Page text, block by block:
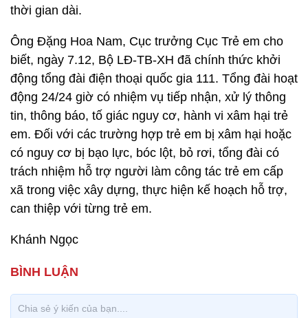
thời gian dài.
Ông Đặng Hoa Nam, Cục trưởng Cục Trẻ em cho
biết, ngày 7.12, Bộ LĐ-TB-XH đã chính thức khởi
động tổng đài điện thoại quốc gia 111. Tổng đài hoạt
động 24/24 giờ có nhiệm vụ tiếp nhận, xử lý thông
tin, thông báo, tố giác nguy cơ, hành vi xâm hại trẻ
em. Đối với các trường hợp trẻ em bị xâm hại hoặc
có nguy cơ bị bạo lực, bóc lột, bỏ rơi, tổng đài có
trách nhiệm hỗ trợ người làm công tác trẻ em cấp
xã trong việc xây dựng, thực hiện kế hoạch hỗ trợ,
can thiệp với từng trẻ em.
Khánh Ngọc